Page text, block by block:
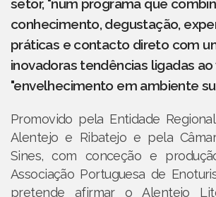
setor, "num programa que
conhecimento, degustação,
práticas e contacto direto com
inovadoras tendências ligadas ao
"envelhecimento em ambiente
Promovido pela Entidade
Alentejo e Ribatejo e pela
Sines, com conceção e
Associação Portuguesa de
pretende afirmar o Alentejo